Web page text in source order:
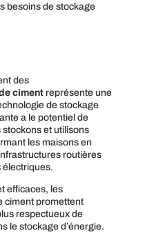
besoins de stockage
des
cimentreprésente une
de stockage
a le potentiel de
et utilisons
les maisons en
routières
électriques.
efficaces, les
ciment promettent
respectueux de
le stockage d’énergie.